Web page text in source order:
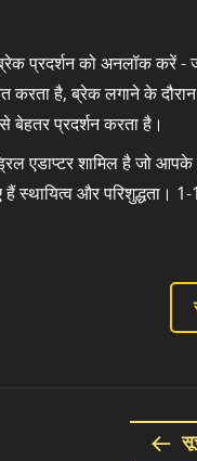
प्रदर्शन को अनलॉक करें
करता है, ब्रेक लगाने के
बेहतर प्रदर्शन करता है।
एडाप्टर शामिल है जो
स्थायित्व और